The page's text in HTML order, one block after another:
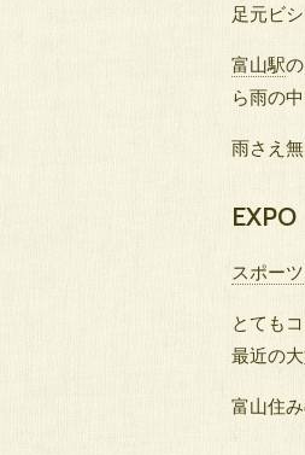
足元ビ
富山駅
ら雨の
雨さえ
EXPO
スポー
とても
最近の
富山住み